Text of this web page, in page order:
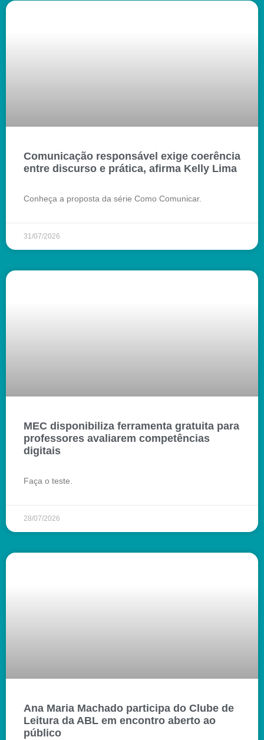
Comunicação responsável exige coerência
entre discurso e prática, afirma Kelly Lima
Conheça a proposta da série Como Comunicar.
31/07/2026
MEC disponibiliza ferramenta gratuita para
professores avaliarem competências
digitais
Faça o teste.
28/07/2026
Ana Maria Machado participa do Clube de
Leitura da ABL em encontro aberto ao
público